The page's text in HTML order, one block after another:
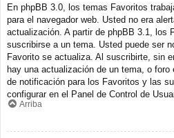
En phpBB 3.0, los temas Favoritos
para el navegador web. Usted no era
actualización. A partir de phpBB 3.1, los
suscribirse a un tema. Usted puede ser
Favorito se actualiza. Al suscribirte, sin
hay una actualización de un tema, o
de notificación para los Favoritos y las
configurar en el Panel de Control de
Arriba